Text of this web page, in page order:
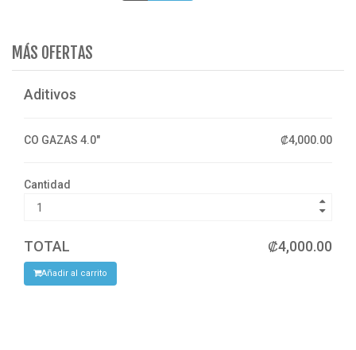
MÁS OFERTAS
Aditivos
CO GAZAS 4.0" ₡4,000.00
Cantidad
TOTAL ₡4,000.00
Añadir al carrito